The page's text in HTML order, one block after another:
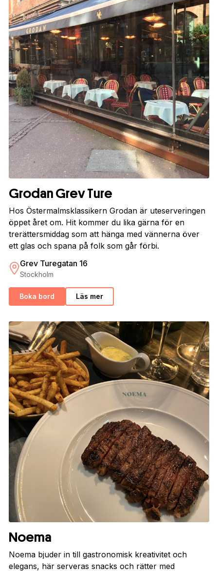
Grodan Grev Ture
Hos Östermalmsklassikern Grodan är uteserveringen
öppet året om. Hit kommer du lika gärna för en
trerättersmiddag som att hänga med vännerna över
ett glas och spana på folk som går förbi.
Grev Turegatan 16
Stockholm
Boka bord Läs mer
Noema
Noema bjuder in till gastronomisk kreativitet och
elegans, här serveras snacks och rätter med